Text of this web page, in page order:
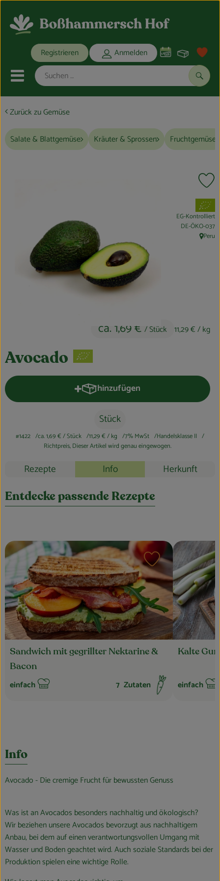
Registrieren Anmelden
Mobiles Menu öffnen oder
Bio-Kochkisten
Obst & Gemüse
Kühltheke
Bäckerei
Haus, Garten & Co.
So geht’s
Blog
Zurück zu Gemüse
Salate & Blattgemüse Kräuter & Sprossen Fruchtgemüse
Avocado
ca. 1,69 € / Stück 11,29 €/ kg
, Verband:
EG-Kontrolliert
, Kontrollstelle:
DE-ÖKO-037
,Peru
hinzufügen
Produkt zum Warenkorb
Stück
#1422 ca. 1,69 €/ Stück 11,29 €/ kg 7% MwSt
Handelsklasse II
Richtpreis,Dieser Artikel wird genau eingewogen.
Rezepte Info Herkunft
Entdecke passende Rezepte
Sandwich mit gegrillter Nektarine &
Bacon
Schwierigkeit:
einfach 7 Zutaten
Rezept zu
Kalte
einfach
Info
Avocado - Die cremige Frucht für bewussten Genuss
Was ist an Avocados besonders nachhaltig und ökologisch?
Wir beziehen unsere Avocados bevorzugt aus nachhaltigem
Anbau, bei dem auf einen verantwortungsvollen Umgang mit
Wasser und Boden geachtet wird. Auch soziale Standards bei der
Produktion spielen eine wichtige Rolle.